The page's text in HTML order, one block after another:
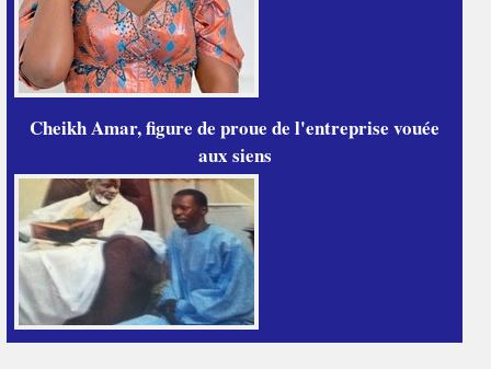
Cheikh Amar, figure de proue de l'entreprise vouée
aux siens